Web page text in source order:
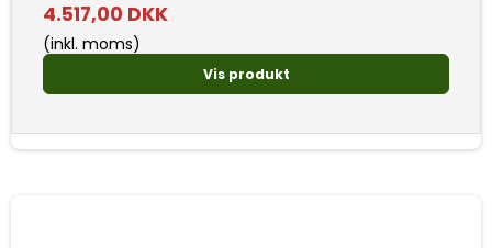
4.517,00 DKK
(inkl. moms)
Vis produkt